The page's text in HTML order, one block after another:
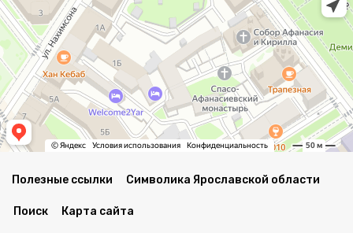
Полезные ссылки Символика Ярославской области
Поиск Карта сайта